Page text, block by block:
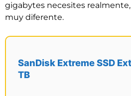
gigabytes necesites
muy diferente.
SanDisk Extreme SSD
TB